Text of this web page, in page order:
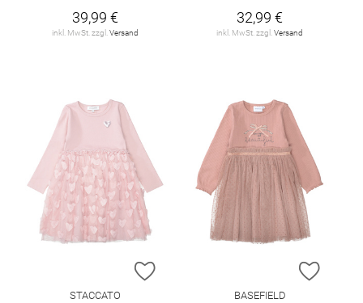
39,99 €
inkl. MwSt. zzgl. Versand
32,99 €
inkl. MwSt. zzgl. Versand
ZUR WUNSCHLISTE HINZUFÜGEN
STACCATO
ZUR
BASEFIELD